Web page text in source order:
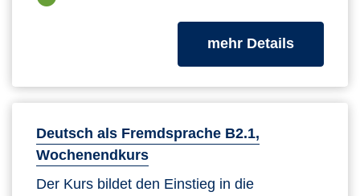
mehr Detailszum
Deutsch als Fremdsprache B2.1,
Wochenendkurs
Der Kurs bildet den Einstieg in die